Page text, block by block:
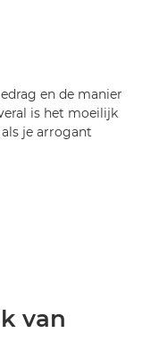
en de manier
is het moeilijk
je arrogant
van